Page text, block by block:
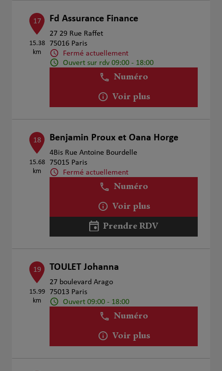
17
15.38
km
Fd Assurance Finance
27 29 Rue Raffet
75016 Paris
Fermé actuellement
Ouvert sur rdv 09:00 - 18:00
Numéro
Voir plus
18
15.68
km
Benjamin Proux et Oana Horge
4Bis Rue Antoine Bourdelle
75015 Paris
Fermé actuellement
Numéro
Voir plus
Prendre RDV
19
15.99
km
TOULET Johanna
27 boulevard Arago
75013 Paris
Ouvert 09:00 - 18:00
Numéro
Voir plus